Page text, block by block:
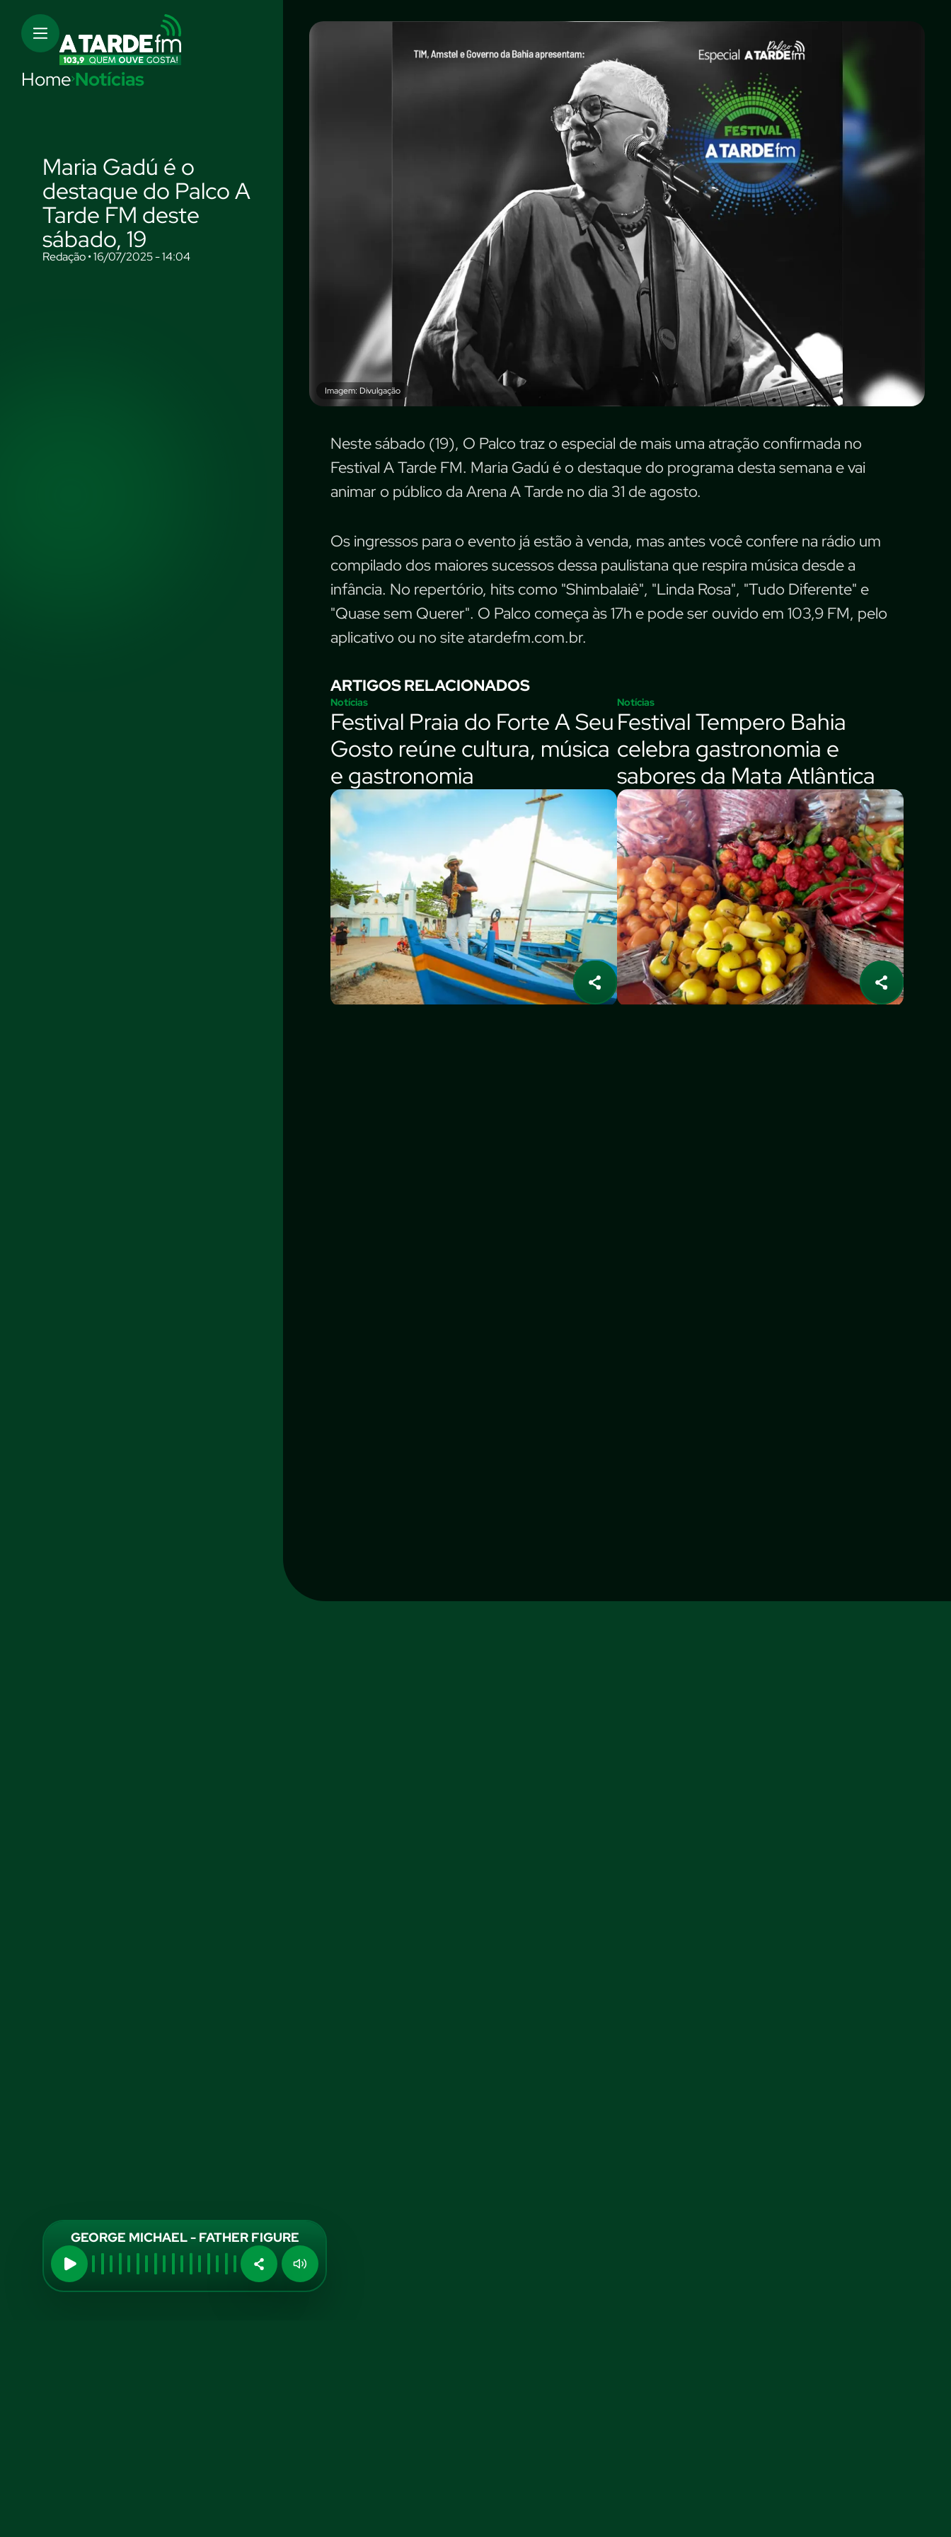
GEORGE MICHAEL - FATHER FIGURE
Home Notícias
Maria Gadú é o
destaque do Palco A
Tarde FM deste
sábado, 19
Redação • 16/07/2025 - 14:04
Imagem: Divulgação
Neste sábado (19), O Palco traz o especial de mais uma atração confirmada no
Festival A Tarde FM. Maria Gadú é o destaque do programa desta semana e vai
animar o público da Arena A Tarde no dia 31 de agosto.
Os ingressos para o evento já estão à venda, mas antes você confere na rádio um
compilado dos maiores sucessos dessa paulistana que respira música desde a
infância. No repertório, hits como "Shimbalaiê", "Linda Rosa", "Tudo Diferente" e
"Quase sem Querer". O Palco começa às 17h e pode ser ouvido em 103,9 FM, pelo
aplicativo ou no site atardefm.com.br.
ARTIGOS RELACIONADOS
Notícias
Festival Praia do Forte A Seu
Gosto reúne cultura, música
e gastronomia
Notícias
Festival Tempero Bahia
celebra gastronomia e
sabores da Mata Atlântica